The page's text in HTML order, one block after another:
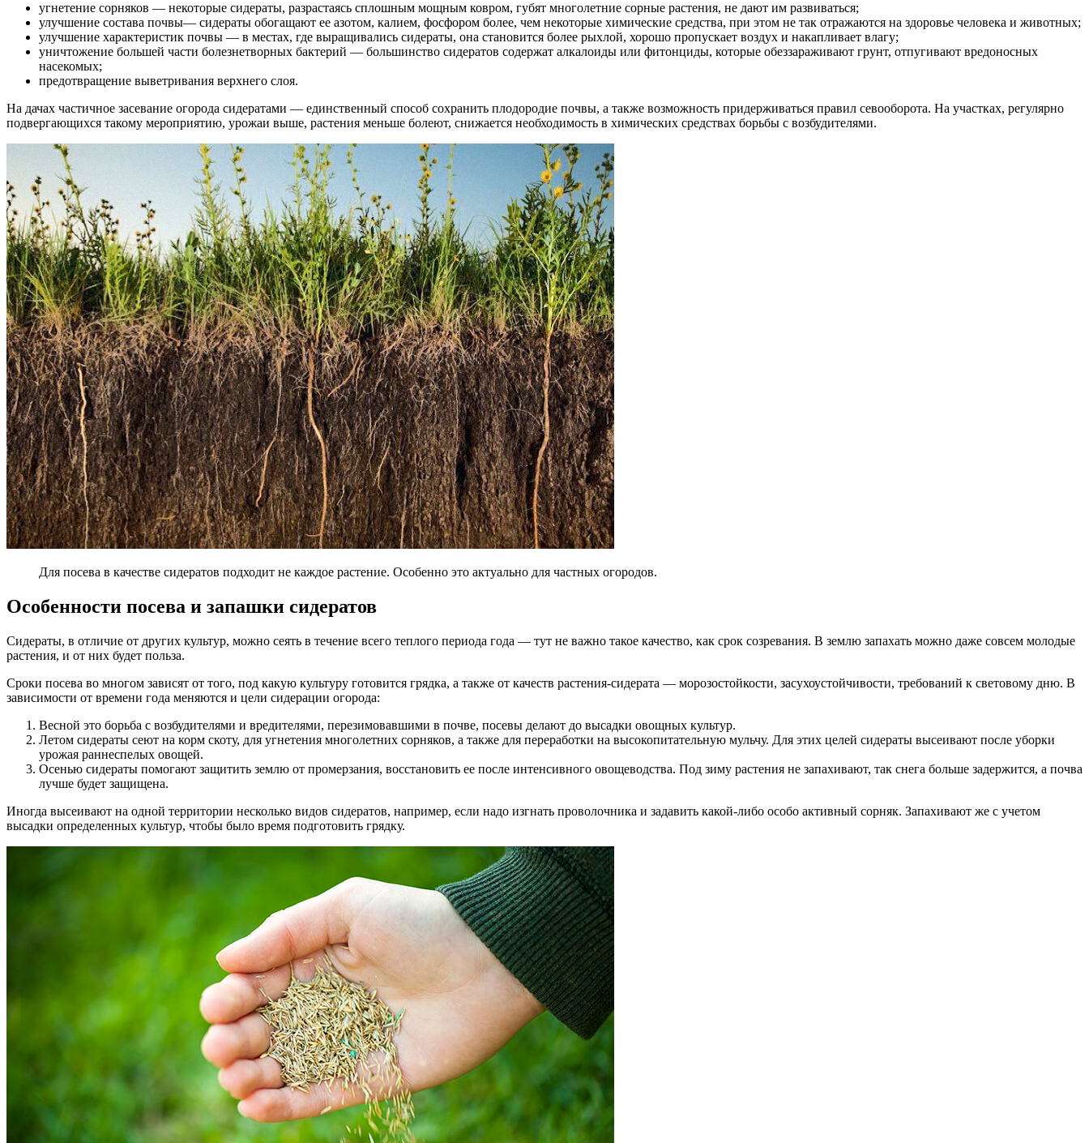
угнетение сорняков — некоторые сидераты, разрастаясь сплошным мощным ковром, губят многолетние сорные растения, не дают им развиваться;
улучшение состава почвы— сидераты обогащают ее азотом, калием, фосфором более, чем некоторые химические средства, при этом не так отражаются на здоровье человека и животных;
улучшение характеристик почвы — в местах, где выращивались сидераты, она становится более рыхлой, хорошо пропускает воздух и накапливает влагу;
уничтожение большей части болезнетворных бактерий — большинство сидератов содержат алкалоиды или фитонциды, которые обеззараживают грунт, отпугивают вредоносных
насекомых;
предотвращение выветривания верхнего слоя.
На дачах частичное засевание огорода сидератами — единственный способ сохранить плодородие почвы, а также возможность придерживаться правил севооборота. На участках, регулярно
подвергающихся такому мероприятию, урожаи выше, растения меньше болеют, снижается необходимость в химических средствах борьбы с возбудителями.
Для посева в качестве сидератов подходит не каждое растение. Особенно это актуально для частных огородов.
Особенности посева и запашки сидератов
Сидераты, в отличие от других культур, можно сеять в течение всего теплого периода года — тут не важно такое качество, как срок созревания. В землю запахать можно даже совсем молодые
растения, и от них будет польза.
Сроки посева во многом зависят от того, под какую культуру готовится грядка, а также от качеств растения-сидерата — морозостойкости, засухоустойчивости, требований к световому дню. В
зависимости от времени года меняются и цели сидерации огорода:
Весной это борьба с возбудителями и вредителями, перезимовавшими в почве, посевы делают до высадки овощных культур.
Летом сидераты сеют на корм скоту, для угнетения многолетних сорняков, а также для переработки на высокопитательную мульчу. Для этих целей сидераты высеивают после уборки
урожая раннеспелых овощей.
Осенью сидераты помогают защитить землю от промерзания, восстановить ее после интенсивного овощеводства. Под зиму растения не запахивают, так снега больше задержится, а почва
лучше будет защищена.
Иногда высеивают на одной территории несколько видов сидератов, например, если надо изгнать проволочника и задавить какой-либо особо активный сорняк. Запахивают же с учетом
высадки определенных культур, чтобы было время подготовить грядку.